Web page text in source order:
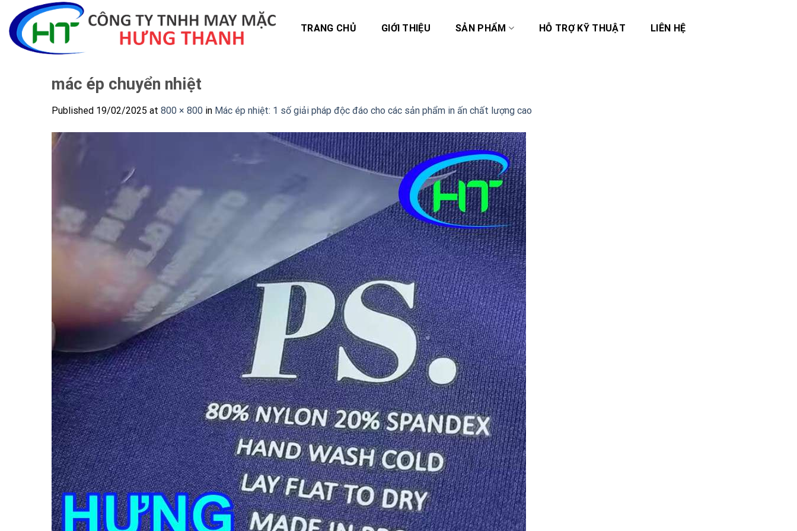
content
TRANG CHỦ GIỚI THIỆU SẢN PHẨM HỖ TRỢ KỸ THUẬT LIÊN HỆ
mác ép chuyển nhiệt
Published 19/02/2025 at 800 × 800 in Mác ép nhiệt: 1 số giải pháp độc đáo cho các sản phẩm in ấn chất lượng cao